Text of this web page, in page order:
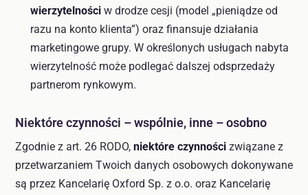
wierzytelności w drodze cesji (model „pieniądze od
razu na konto klienta”) oraz finansuje działania
marketingowe grupy. W określonych usługach nabyta
wierzytelność może podlegać dalszej odsprzedaży
partnerom rynkowym.
Niektóre czynności – wspólnie, inne – osobno
Zgodnie z art. 26 RODO, niektóre czynności związane z
przetwarzaniem Twoich danych osobowych dokonywane
są przez Kancelarię Oxford Sp. z o.o. oraz Kancelarię